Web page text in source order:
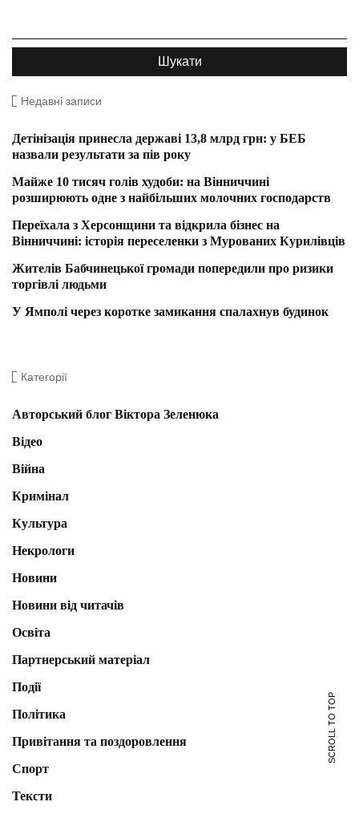
Недавні записи
Детінізація принесла державі 13,8 млрд грн: у БЕБ
назвали результати за пів року
Майже 10 тисяч голів худоби: на Вінниччині
розширюють одне з найбільших молочних господарств
Переїхала з Херсонщини та відкрила бізнес на
Вінниччині: історія переселенки з Мурованих Курилівців
Жителів Бабчинецької громади попередили про ризики
торгівлі людьми
У Ямполі через коротке замикання спалахнув будинок
Категорії
Авторський блог Віктора Зеленюка
Відео
Війна
Кримінал
Культура
Некрологи
Новини
Новини від читачів
Освіта
Партнерський матеріал
Події
Політика
Привітання та поздоровлення
Спорт
Тексти
SCROLL TO TOP